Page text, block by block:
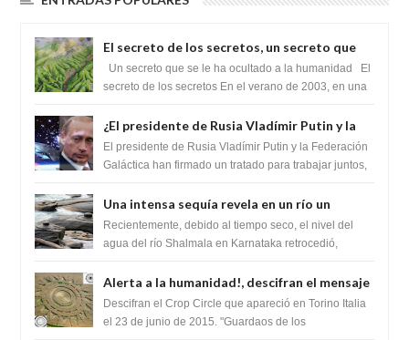
El secreto de los secretos, un secreto que
cambiaría por completo el destino de la
humanidad
Un secreto que se le ha ocultado a la humanidad El
secreto de los secretos En el verano de 2003, en una
¿El presidente de Rusia Vladímir Putin y la
Federación Galactica han firmado un
tratado para acabar con los Sionistas?
El presidente de Rusia Vladímir Putin y la Federación
Galáctica han firmado un tratado para trabajar juntos,
Una intensa sequía revela en un río un
impresionante hallazgo de miles de Shiva
Lingas
Recientemente, debido al tiempo seco, el nivel del
agua del río Shalmala en Karnataka retrocedió,
Alerta a la humanidad!, descifran el mensaje
del Crop Circle de Torino ,Italia
Descifran el Crop Circle que apareció en Torino Italia
el 23 de junio de 2015. "Guardaos de los